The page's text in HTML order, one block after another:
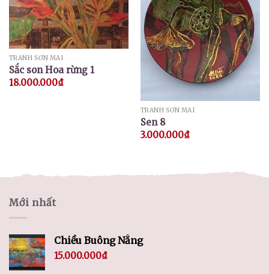
TRANH SƠN MÀI
Sắc son Hoa rừng 1
18.000.000₫
TRANH SƠN MÀI
Sen 8
3.000.000₫
Mới nhất
Chiều Buông Nắng
15.000.000₫